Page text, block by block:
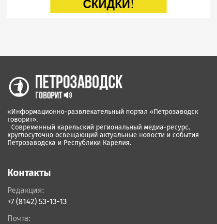
«Информационно-развлекательный портал «Петрозаводск
говорит».
Современный карельский региональный медиа-ресурс,
круглосуточно освещающий актуальные новости и события
Петрозаводска и Республики Карелия.
Контакты
Редакция:
+7 (8142) 53-13-13
Почта: